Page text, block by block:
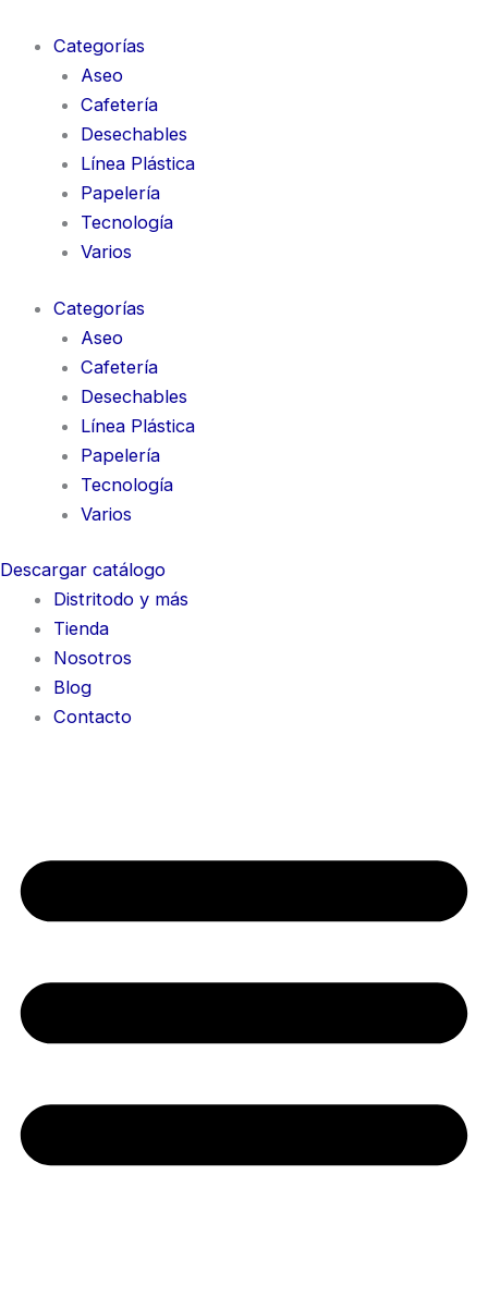
Categorías
Aseo
Cafetería
Desechables
Línea Plástica
Papelería
Tecnología
Varios
Categorías
Aseo
Cafetería
Desechables
Línea Plástica
Papelería
Tecnología
Varios
Descargar catálogo
Distritodo y más
Tienda
Nosotros
Blog
Contacto